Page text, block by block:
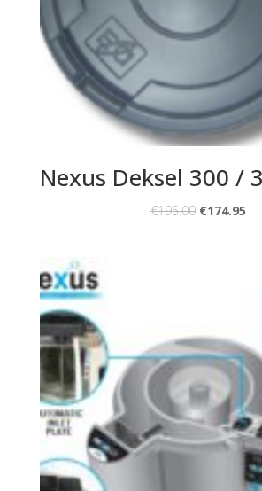
Nexus Deksel 300 /
€195.00 €174.95